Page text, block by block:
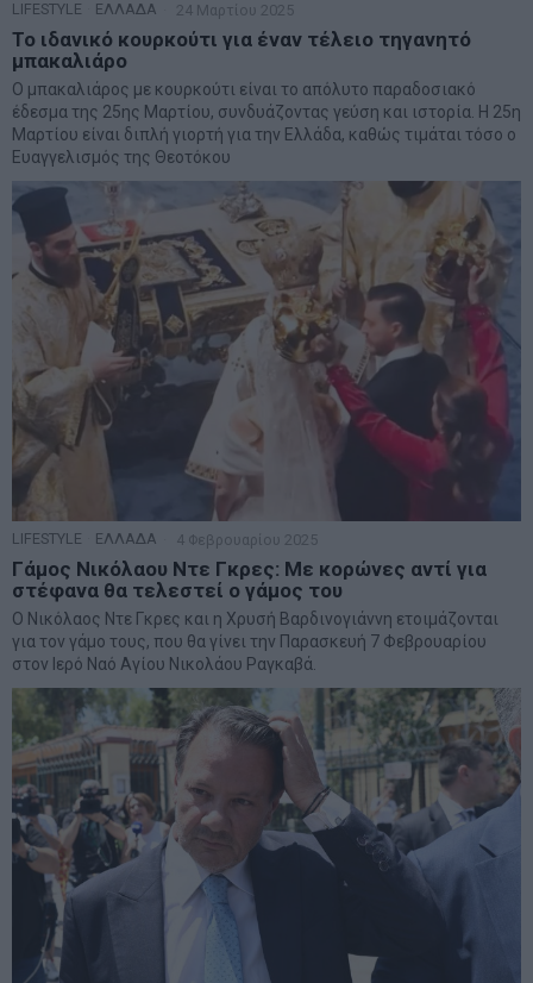
LIFESTYLE ΕΛΛΑΔΑ 24 Μαρτίου 2025
Το ιδανικό κουρκούτι για έναν τέλειο τηγανητό
μπακαλιάρο
Ο μπακαλιάρος με κουρκούτι είναι το απόλυτο παραδοσιακό
έδεσμα της 25ης Μαρτίου, συνδυάζοντας γεύση και ιστορία. Η 25η
Μαρτίου είναι διπλή γιορτή για την Ελλάδα, καθώς τιμάται τόσο ο
Ευαγγελισμός της Θεοτόκου
LIFESTYLE ΕΛΛΑΔΑ 4 Φεβρουαρίου 2025
Γάμος Νικόλαου Ντε Γκρες: Με κορώνες αντί για
στέφανα θα τελεστεί ο γάμος του
Ο Νικόλαος Ντε Γκρες και η Χρυσή Βαρδινογιάννη ετοιμάζονται
για τον γάμο τους, που θα γίνει την Παρασκευή 7 Φεβρουαρίου
στον Ιερό Ναό Αγίου Νικολάου Ραγκαβά.